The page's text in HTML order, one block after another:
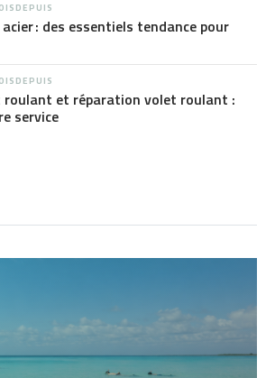
: des essentiels tendance pour
roulant et réparation volet roulant :
service